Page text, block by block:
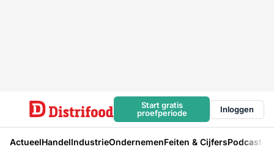
Start gratis
proefperiode
Inloggen
ActueelHandelIndustrieOndernemenFeiten & CijfersPodcast